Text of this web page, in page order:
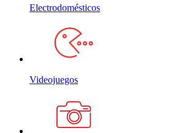
Electrodomésticos
Videojuegos